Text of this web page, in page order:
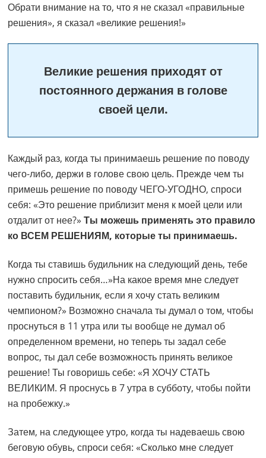
Обрати внимание на то, что я не сказал «правильные
решения», я сказал «великие решения!»
Великие решения приходят от
постоянного держания в голове
своей цели.
Каждый раз, когда ты принимаешь решение по поводу
чего-либо, держи в голове свою цель. Прежде чем ты
примешь решение по поводу ЧЕГО-УГОДНО, спроси
себя: «Это решение приблизит меня к моей цели или
отдалит от нее?» Ты можешь применять это правило
ко ВСЕМ РЕШЕНИЯМ, которые ты принимаешь.
Когда ты ставишь будильник на следующий день, тебе
нужно спросить себя…»На какое время мне следует
поставить будильник, если я хочу стать великим
чемпионом?» Возможно сначала ты думал о том, чтобы
проснуться в 11 утра или ты вообще не думал об
определенном времени, но теперь ты задал себе
вопрос, ты дал себе возможность принять великое
решение! Ты говоришь себе: «Я ХОЧУ СТАТЬ
ВЕЛИКИМ. Я проснусь в 7 утра в субботу, чтобы пойти
на пробежку.»
Затем, на следующее утро, когда ты надеваешь свою
беговую обувь, спроси себя: «Сколько мне следует